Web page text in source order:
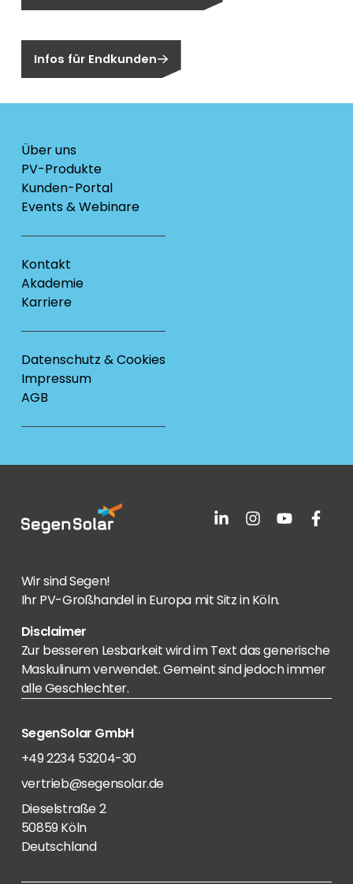
Infos für Endkunden
Über uns
PV-Produkte
Kunden-Portal
Events & Webinare
Kontakt
Akademie
Karriere
Datenschutz & Cookies
Impressum
AGB
Wir sind Segen!
Ihr PV-Großhandel in Europa mit Sitz in Köln.
Disclaimer
Zur besseren Lesbarkeit wird im Text das generische
Maskulinum verwendet. Gemeint sind jedoch immer
alle Geschlechter.
SegenSolar GmbH
+49 2234 53204-30
vertrieb@segensolar.de
Dieselstraße 2
50859 Köln
Deutschland